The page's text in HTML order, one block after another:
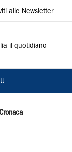
alle Newsletter
il quotidiano
Cronaca